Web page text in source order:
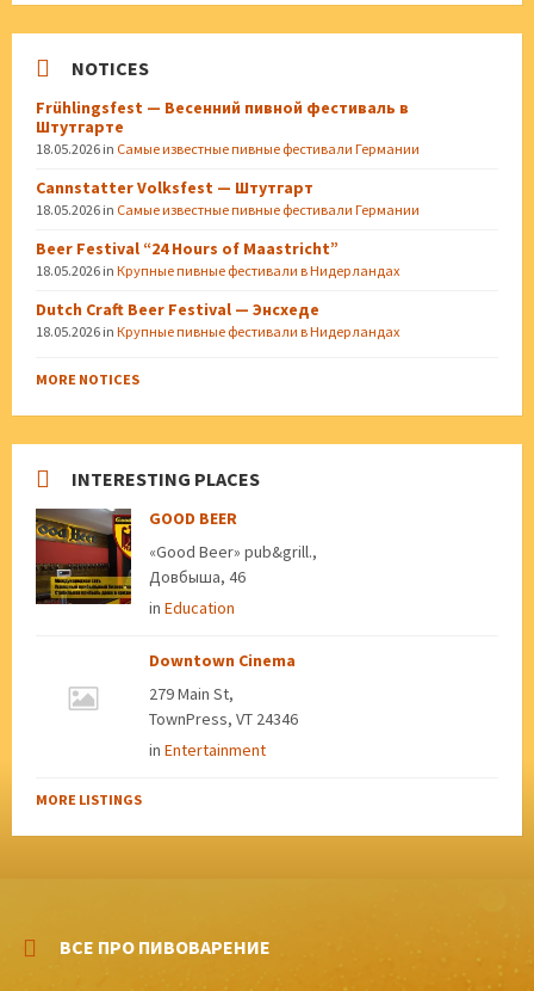
NOTICES
Frühlingsfest — Весенний пивной фестиваль в
Штутгарте
18.05.2026 in Самые известные пивные фестивали Германии
Cannstatter Volksfest — Штутгарт
18.05.2026 in Самые известные пивные фестивали Германии
Beer Festival “24 Hours of Maastricht”
18.05.2026 in Крупные пивные фестивали в Нидерландах
Dutch Craft Beer Festival — Энсхеде
18.05.2026 in Крупные пивные фестивали в Нидерландах
MORE NOTICES
INTERESTING PLACES
GOOD BEER
«Good Beer» pub&grill.,
Довбыша, 46
in Education
Downtown Cinema
279 Main St,
TownPress, VT 24346
in Entertainment
MORE LISTINGS
ВСЕ ПРО ПИВОВАРЕНИЕ